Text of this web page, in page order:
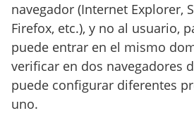
navegador (Internet Explorer,
Firefox, etc.), y no al usuario,
puede entrar en el mismo
verificar en dos navegadores
puede configurar diferentes
uno.